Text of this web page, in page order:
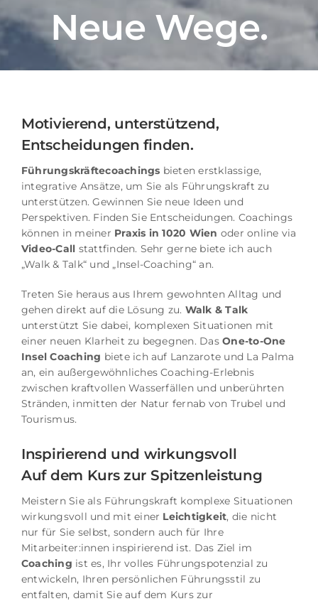
Neue Wege.
Motivierend, unterstützend,
Entscheidungen finden.
Führungskräftecoachings bieten erstklassige,
integrative Ansätze, um Sie als Führungskraft zu
unterstützen. Gewinnen Sie neue Ideen und
Perspektiven. Finden Sie Entscheidungen. Coachings
können in meiner Praxis in 1020 Wien oder online via
Video-Call stattfinden. Sehr gerne biete ich auch
„Walk & Talk“ und „Insel-Coaching“ an.
Treten Sie heraus aus Ihrem gewohnten Alltag und
gehen direkt auf die Lösung zu. Walk & Talk
unterstützt Sie dabei, komplexen Situationen mit
einer neuen Klarheit zu begegnen. DasOne-to-One
Insel Coaching biete ich auf Lanzarote und La Palma
an, ein außergewöhnliches Coaching-Erlebnis
zwischen kraftvollen Wasserfällen und unberührten
Stränden, inmitten der Natur fernab von Trubel und
Tourismus.
Inspirierend und wirkungsvoll
Auf dem Kurs zur Spitzenleistung
Meistern Sie als Führungskraft komplexe Situationen
wirkungsvoll und mit einer Leichtigkeit, die nicht
nur für Sie selbst, sondern auch für Ihre
Mitarbeiter:innen inspirierend ist. Das Ziel im
Coaching ist es, Ihr volles Führungspotenzial zu
entwickeln, Ihren persönlichen Führungsstil zu
entfalten, damit Sie auf dem Kurs zur